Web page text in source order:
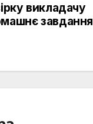
викладачу
завдання